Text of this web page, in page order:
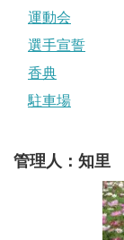
運動会
選手宣誓
香典
駐車場
管理人：知里